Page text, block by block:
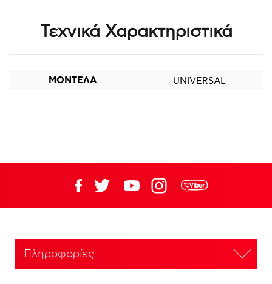
Τεχνικά Χαρακτηριστικά
ΜΟΝΤΕΛΑ UNIVERSAL
Πληροφορίες